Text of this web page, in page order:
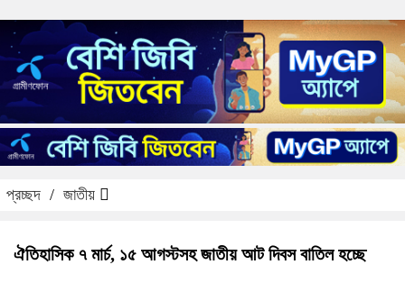
প্রচ্ছদ / জাতীয়
ঐতিহাসিক ৭ মার্চ, ১৫ আগস্টসহ জাতীয় আট দিবস বাতিল হচ্ছে